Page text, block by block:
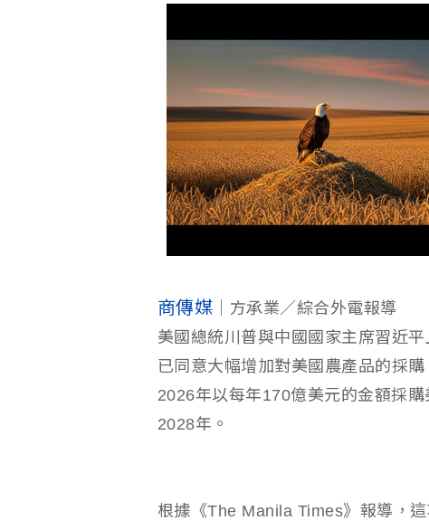
商傳媒 ｜方承業／綜合外電報導
美國總統川普與中國國家主席習近
已同意大幅增加對美國農產品的採
2026年以每年170億美元的金額採
2028年。
根據《The Manila Times》報導，